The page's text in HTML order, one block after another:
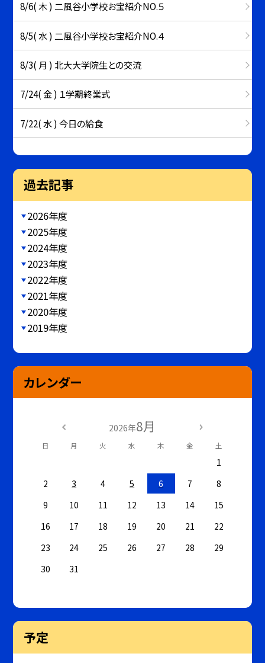
8/6( 木 ) 二風谷小学校お宝紹介NO.５
8/5( 水 ) 二風谷小学校お宝紹介NO.４
8/3( 月 ) 北大大学院生との交流
7/24( 金 ) １学期終業式
7/22( 水 ) 今日の給食
過去記事
2026年度
2025年度
2024年度
2023年度
2022年度
2021年度
2020年度
2019年度
カレンダー
2026年8月
日 月 火 水 木 金 土
1
2
3 4 5 6 7
8
9
10 11 12 13 14
15
16
17 18 19 20 21
22
23
24 25 26 27 28
29
30
31
予定